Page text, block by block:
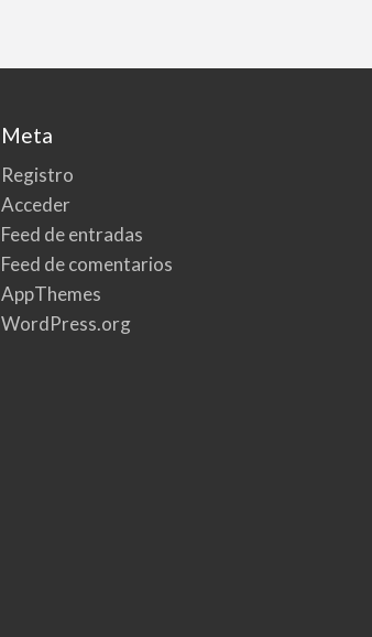
Meta
Registro
Acceder
Feed de entradas
Feed de comentarios
AppThemes
WordPress.org